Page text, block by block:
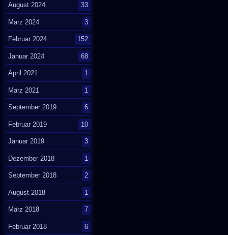
August 2024 33
März 2024 3
Februar 2024 152
Januar 2024 68
April 2021 1
März 2021 1
September 2019 6
Februar 2019 10
Januar 2019 3
Dezember 2018 1
September 2018 2
August 2018 1
März 2018 7
Februar 2018 6